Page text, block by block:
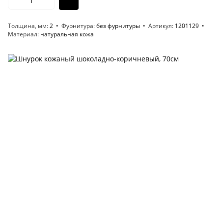
Толщина, мм 2 Фурнитура без фурнитуры Артикул 1201129
Материал натуральная кожа